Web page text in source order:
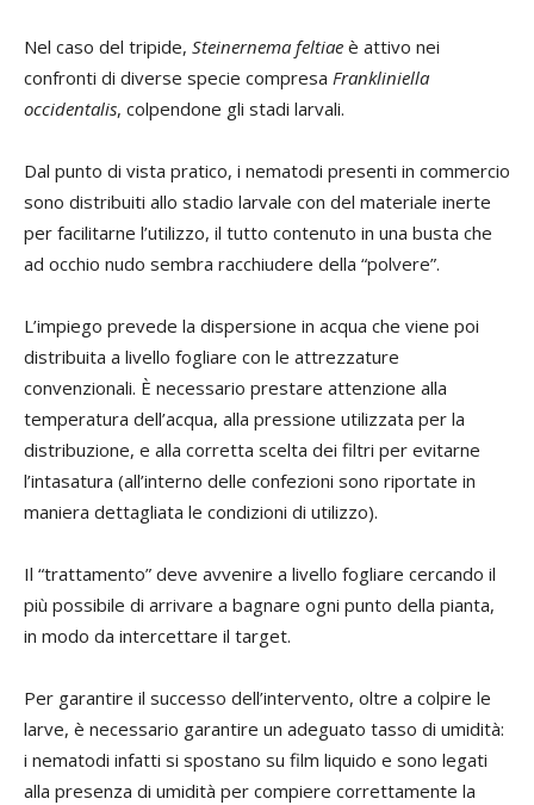
Nel caso del tripide, Steinernema feltiae è attivo nei
confronti di diverse specie compresa Frankliniella
occidentalis, colpendone gli stadi larvali.
Dal punto di vista pratico, i nematodi presenti in commercio
sono distribuiti allo stadio larvale con del materiale inerte
per facilitarne l’utilizzo, il tutto contenuto in una busta che
ad occhio nudo sembra racchiudere della “polvere”.
L’impiego prevede la dispersione in acqua che viene poi
distribuita a livello fogliare con le attrezzature
convenzionali. È necessario prestare attenzione alla
temperatura dell’acqua, alla pressione utilizzata per la
distribuzione, e alla corretta scelta dei filtri per evitarne
l’intasatura (all’interno delle confezioni sono riportate in
maniera dettagliata le condizioni di utilizzo).
Il “trattamento” deve avvenire a livello fogliare cercando il
più possibile di arrivare a bagnare ogni punto della pianta,
in modo da intercettare il target.
Per garantire il successo dell’intervento, oltre a colpire le
larve, è necessario garantire un adeguato tasso di umidità:
i nematodi infatti si spostano su film liquido e sono legati
alla presenza di umidità per compiere correttamente la